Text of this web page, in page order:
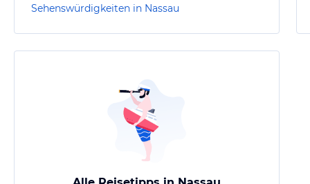
Sehenswürdigkeiten in Nassau